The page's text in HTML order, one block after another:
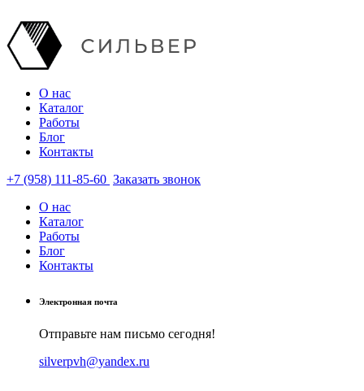
О нас
Каталог
Работы
Блог
Контакты
+7 (958) 111-85-60 Заказать звонок
О нас
Каталог
Работы
Блог
Контакты
Электронная почта
Отправьте нам письмо сегодня!
silverpvh@yandex.ru